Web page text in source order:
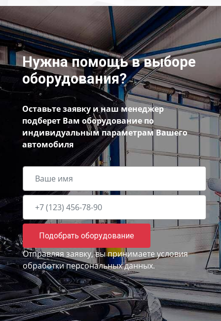
Нужна помощь в выборе
оборудования?
Оставьте заявку и наш менеджер
подберет Вам оборудование по
индивидуальным параметрам Вашего
автомобиля
Подобрать оборудование
Отправляя заявку, вы принимаете условия
обработки персональных данных.